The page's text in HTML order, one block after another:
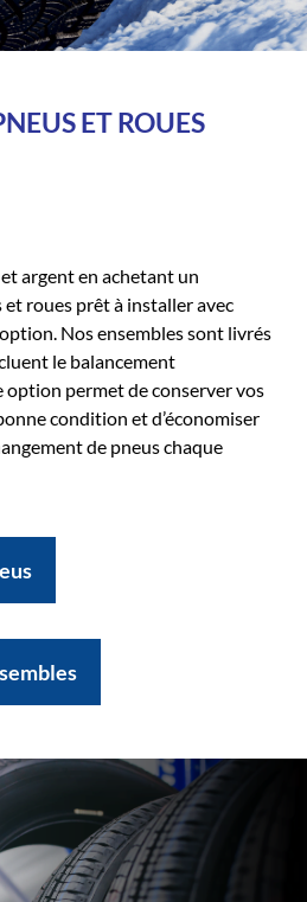
ET ROUES
argent en achetant un
et roues prêt à installer avec
Nos ensembles sont livrés
le balancement
permet de conserver vos
condition et d’économiser
de pneus chaque